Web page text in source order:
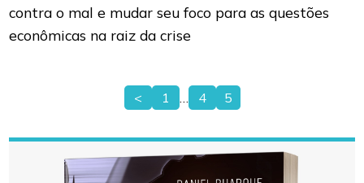
contra o mal e mudar seu foco para as questões
econômicas na raiz da crise
Paginação
de
posts
< 1 … 4 5